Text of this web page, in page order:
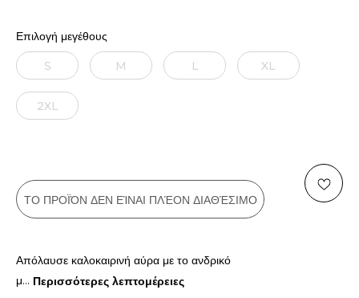
Επιλογή μεγέθους
S M L XL
2XL
ΤΟ ΠΡΟΪΌΝ ΔΕΝ ΕΊΝΑΙ ΠΛΈΟΝ ΔΙΑΘΈΣΙΜΟ
Απόλαυσε καλοκαιρινή αύρα με το ανδρικό
μ... Περισσότερες λεπτομέρειες